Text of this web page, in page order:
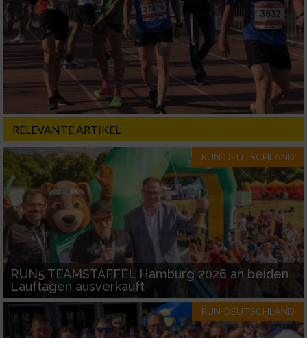
RELEVANTE ARTIKEL
RUN-DEUTSCHLAND
RUN5 TEAMSTAFFEL Hamburg 2026 an beiden
Lauftagen ausverkauft
RUN-DEUTSCHLAND